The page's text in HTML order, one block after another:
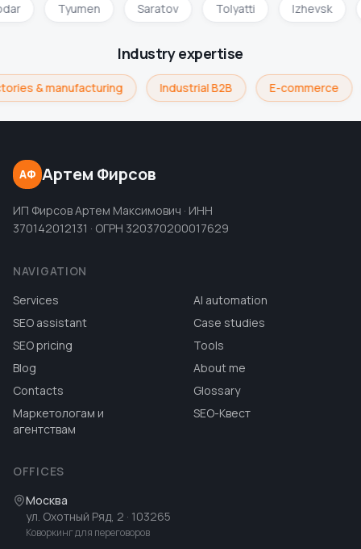
Tyumen Saratov Tolyatti Izhevsk
Industry expertise
& manufacturing Industrial B2B E-commerce
АФ Артем Фирсов
ИП Фирсов Артем Максимович · ИНН
370142012131 · ОГРН 320370200017629
NAVIGATION
Services
AI automation
SEO assistant
Case studies
SEO pricing
Tools
Blog
About me
Contacts
Glossary
Маркетологам и
агентствам
SEO-Квест
OFFICES
Москва
ул. Охотный Ряд, 2 · 103265
Коворкинг для переговоров